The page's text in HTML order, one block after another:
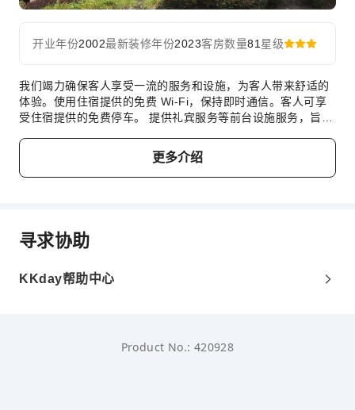
开业年份2002最新装修年份2023客房数量81 星级
我们竭力确保客人享受一流的服务和设施，为客人带来舒适的
体验。使用住宿提供的免费 Wi-Fi，保持即时通信。客人可享
受住宿提供的免费停车。 提供礼宾服务等前台设施服务，旨在
干净，无需携带过多换洗衣物。 对于您所有的小事或临时需
求，无需离开住宿，便利店都能及时满足。 住宿全面禁烟，让
客人享受洁净空气。 在芝加哥斯库姆堡温德姆温盖特酒店，每
宿体验。许多客房均配有室内视频流媒体、每日报纸或电视，
供客人娱乐和享受。在部分客房中，住宿为客人提供了冲泡咖
机，保持您的清洁和舒适。 每天起床后，您可以在芝加哥斯库
更多介绍
寻求协助
KKday帮助中心
Product No.: 420928